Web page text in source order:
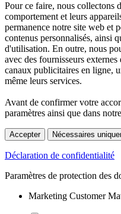
Pour ce faire, nous collectons
comportement et leurs
permanence notre site web et
contenus personnalisés, ainsi
d'utilisation. En outre, nous
avec des fournisseurs
canaux publicitaires en ligne,
même leurs services.
Avant de confirmer votre
paramètres ainsi que dans notre
Accepter Nécessaires
Déclaration de confidentialité
Paramètres de protection des
Marketing Customer